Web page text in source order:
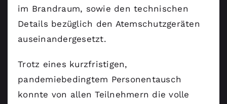
im Brandraum, sowie den technischen
Details bezüglich den Atemschutzgeräten
auseinandergesetzt.
Trotz eines kurzfristigen,
pandemiebedingtem Personentausch
konnte von allen Teilnehmern die volle